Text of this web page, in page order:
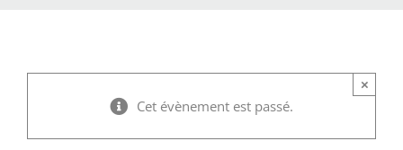
Cet évènement est passé.
×